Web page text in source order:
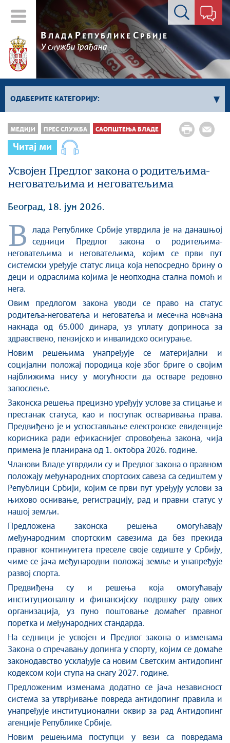
Контакт форма
В ЛАДА РЕПУБЛИКЕ СРБИЈЕ
У служби грађана
ОДАБЕРИТЕ КАТЕГОРИЈУ:
Kонференцијe за новинаре
Најавe и обавештења
Саопштења Владе
Саопштења министарстава
Аудио прес
МЕДИЈИ ПРЕС СЛУЖБА САОПШТЕЊА ВЛАДЕ
Читај ми
Усвојен Предлог закона о родитељима-
неговатељима и неговатељима
Београд, 18. јун 2026.
В
лада Републике Србије утврдила је на данашњој
седници Предлог закона о родитељима-
неговатељима и неговатељима, којим се први пут
системски уређује статус лица која непосредно брину о
деци и одраслима којима је неопходна стална помоћ и
нега.
Овим предлогом закона уводи се право на статус
родитеља-неговатеља и неговатеља и месечна новчана
накнада од 65.000 динара, уз уплату доприноса за
здравствено, пензијско и инвалидско осигурање.
Новим решењима унапређује се материјални и
социјални положај породица које због бриге о својим
најближима нису у могућности да остваре редовно
запослење.
Законска решења прецизно уређују услове за стицање и
престанак статуса, као и поступак остваривања права.
Предвиђено је и успостављање електронске евиденције
корисника ради ефикаснијег спровођења закона, чија
примена је планирана од 1. октобра 2026. године.
Чланови Владе утврдили су и Предлог закона о правном
положају међународних спортских савеза са седиштем у
Републици Србији, којим се први пут уређују услови за
њихово оснивање, регистрацију, рад и правни статус у
нашој земљи.
Предложена законска решења омогућавају
међународним спортским савезима да без прекида
правног континуитета преселе своје седиште у Србију,
чиме се јача међународни положај земље и унапређује
развој спорта.
Предвиђена су и решења која омогућавају
институционалну и финансијску подршку раду ових
организација, уз пуно поштовање домаћег правног
поретка и међународних стандарда.
На седници је усвојен и Предлог закона о изменама
Закона о спречавању допинга у спорту, којим се домаће
законодавство усклађује са новим Светским антидопинг
кодексом који ступа на снагу 2027. године.
Предложеним изменама додатно се јача независност
система за утврђивање повреда антидопинг правила и
унапређује институционални оквир за рад Антидопинг
агенције Републике Србије.
Новим решењима поступци у вези са повредама